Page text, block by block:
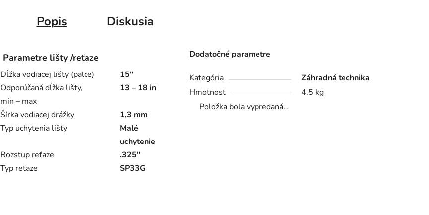
Popis Diskusia
Parametre lišty /reťaze
Dĺžka vodiacej lišty (palce)
15"
Odporúčaná dĺžka lišty,
min – max
13 – 18 in
Šírka vodiacej drážky
1,3 mm
Typ uchytenia lišty
Malé
uchytenie
Rozstup reťaze
.325"
Typ reťaze
SP33G
Dodatočné parametre
Kategória
Záhradná technika
Hmotnosť
4.5 kg
Položka bola vypredaná…